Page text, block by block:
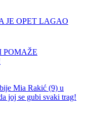
JE OPET LAGAO
POMAŽE
Mia Rakić (9) u
joj se gubi svaki trag!